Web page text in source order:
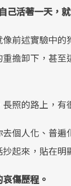
己活著一天，
前述實驗中
擔卸下，甚
照的路上，有
個人化、普
起來，貼在明
哀傷歷程。